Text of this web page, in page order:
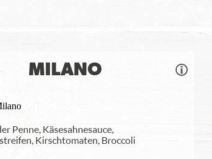
MILANO
Penne, Käsesahnesauce,
Kirschtomaten, Broccoli